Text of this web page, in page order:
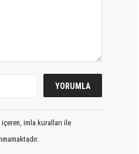
imla kuralları ile